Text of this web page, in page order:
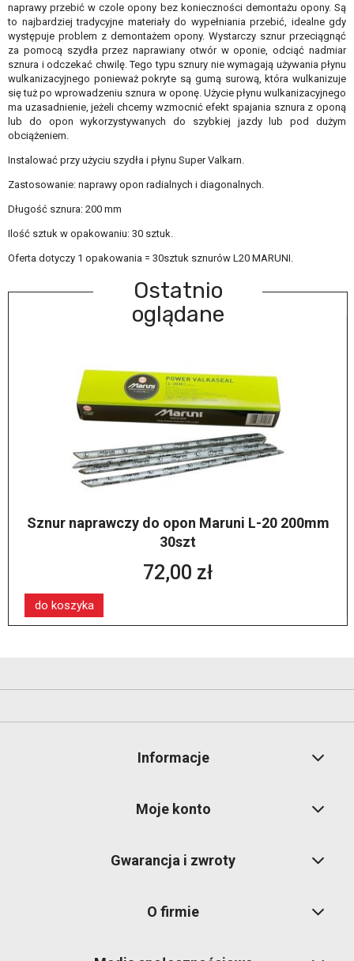
naprawy przebić w czole opony bez konieczności demontażu opony. Są
to najbardziej tradycyjne materiały do wypełniania przebić, idealne gdy
występuje problem z demontażem opony. Wystarczy sznur przeciągnąć
za pomocą szydła przez naprawiany otwór w oponie, odciąć nadmiar
sznura i odczekać chwilę. Tego typu sznury nie wymagają używania płynu
wulkanizacyjnego ponieważ pokryte są gumą surową, która wulkanizuje
się tuż po wprowadzeniu sznura w oponę. Użycie płynu wulkanizacyjnego
ma uzasadnienie, jeżeli chcemy wzmocnić efekt spajania sznura z oponą
lub do opon wykorzystywanych do szybkiej jazdy lub pod dużym
obciążeniem.
Instalować przy użyciu szydła i płynu Super Valkarn
Zastosowanie: naprawy opon radialnych i diagonalnych.
Długość sznura: 200 mm
Ilość sztuk w opakowaniu: 30 sztuk.
Oferta dotyczy 1 opakowania = 30sztuk sznurów L20 MARUNI.
Ostatnio
oglądane
Sznur naprawczy do opon Maruni L-20 200mm
30szt
72,00 zł
do koszyka
Informacje
Moje konto
Gwarancja i zwroty
O firmie